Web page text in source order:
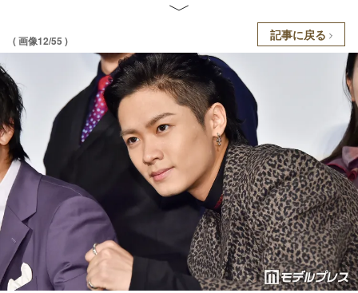
( 画像12/55 ) 記事に戻る